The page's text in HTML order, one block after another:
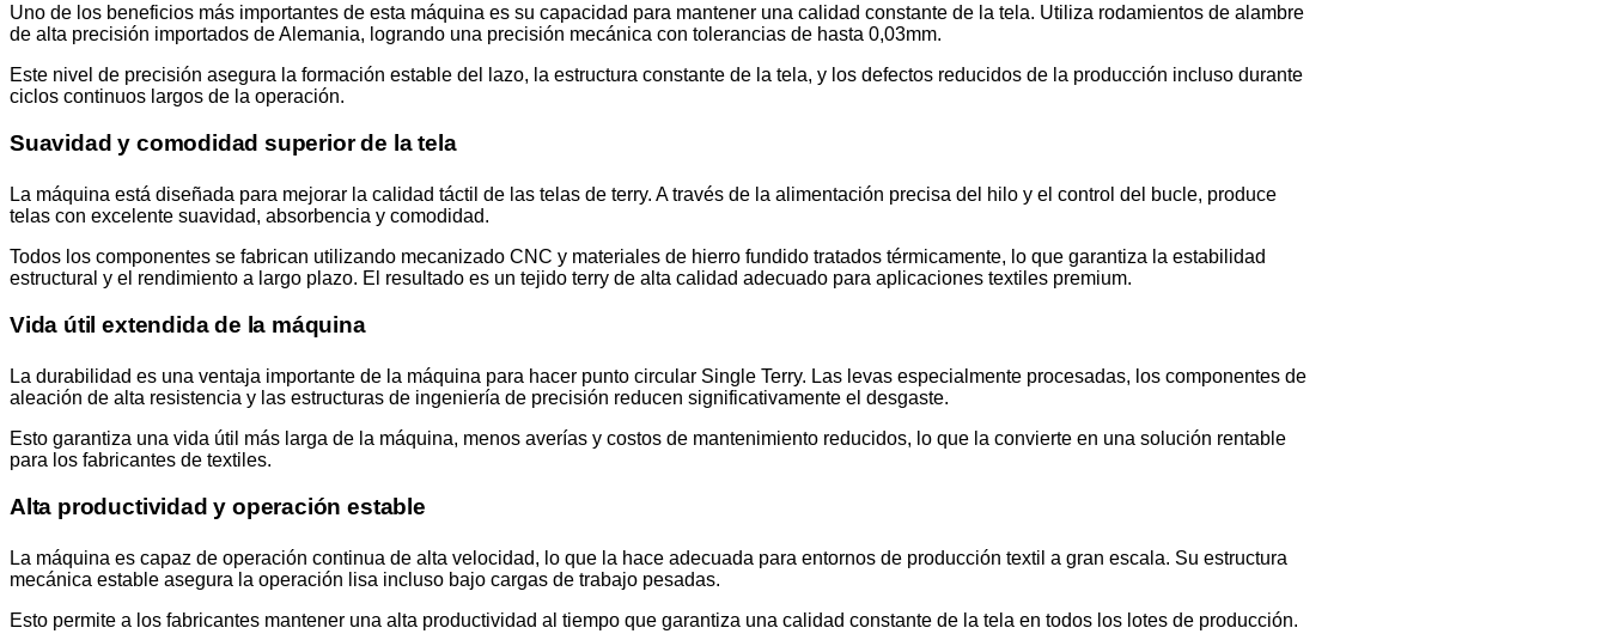
Uno de los beneficios más importantes de esta máquina es su capacidad para mantener una calidad constante de la tela. Utiliza rodamientos de alambre
de alta precisión importados de Alemania, logrando una precisión mecánica con tolerancias de hasta 0,03mm.
Este nivel de precisión asegura la formación estable del lazo, la estructura constante de la tela, y los defectos reducidos de la producción incluso durante
ciclos continuos largos de la operación.
Suavidad y comodidad superior de la tela
La máquina está diseñada para mejorar la calidad táctil de las telas de terry. A través de la alimentación precisa del hilo y el control del bucle, produce
telas con excelente suavidad, absorbencia y comodidad.
Todos los componentes se fabrican utilizando mecanizado CNC y materiales de hierro fundido tratados térmicamente, lo que garantiza la estabilidad
estructural y el rendimiento a largo plazo. El resultado es un tejido terry de alta calidad adecuado para aplicaciones textiles premium.
Vida útil extendida de la máquina
La durabilidad es una ventaja importante de la máquina para hacer punto circular Single Terry. Las levas especialmente procesadas, los componentes de
aleación de alta resistencia y las estructuras de ingeniería de precisión reducen significativamente el desgaste.
Esto garantiza una vida útil más larga de la máquina, menos averías y costos de mantenimiento reducidos, lo que la convierte en una solución rentable
para los fabricantes de textiles.
Alta productividad y operación estable
La máquina es capaz de operación continua de alta velocidad, lo que la hace adecuada para entornos de producción textil a gran escala. Su estructura
mecánica estable asegura la operación lisa incluso bajo cargas de trabajo pesadas.
Esto permite a los fabricantes mantener una alta productividad al tiempo que garantiza una calidad constante de la tela en todos los lotes de producción.